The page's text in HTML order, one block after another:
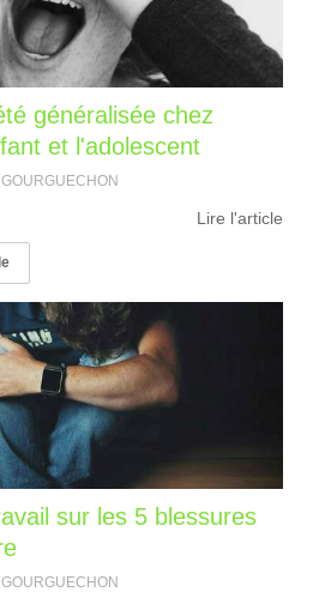
généralisée chez
et l'adolescent
Lire l'article
sur les 5 blessures